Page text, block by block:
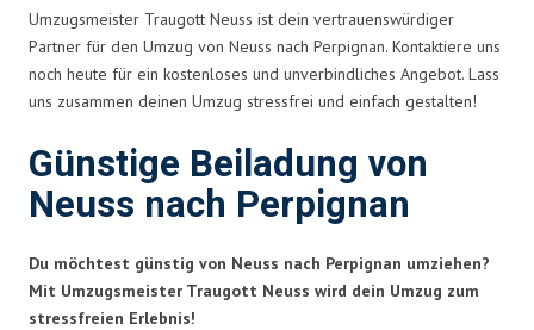
Umzugsmeister Traugott Neuss ist dein vertrauenswürdiger
Partner für den Umzug von Neuss nach Perpignan. Kontaktiere uns
noch heute für ein kostenloses und unverbindliches Angebot. Lass
uns zusammen deinen Umzug stressfrei und einfach gestalten!
Günstige Beiladung von
Neuss nach Perpignan
Du möchtest günstig von Neuss nach Perpignan umziehen?
Mit Umzugsmeister Traugott Neuss wird dein Umzug zum
stressfreien Erlebnis!